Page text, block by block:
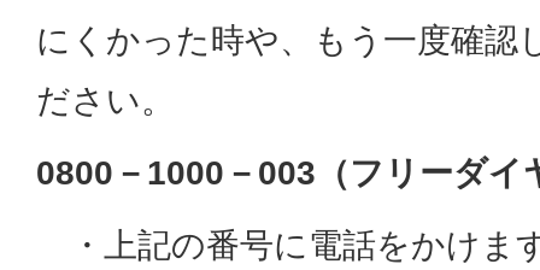
にくかった時や、もう一度確認
ださい。
0800－1000－003（フリーダイ
・上記の番号に電話をかけま